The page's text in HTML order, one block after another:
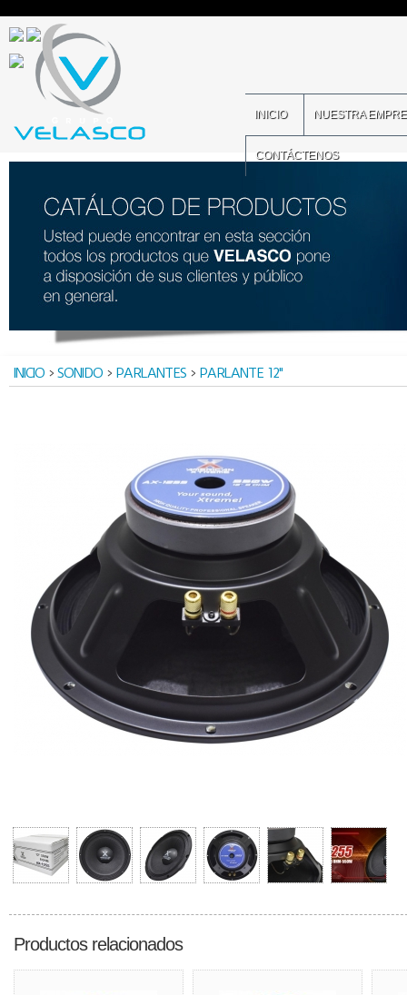
INICIO NUESTRA
CONTÁCTENOS
INICIO > SONIDO > PARLANTES > PARLANTE 12"
Productos relacionados